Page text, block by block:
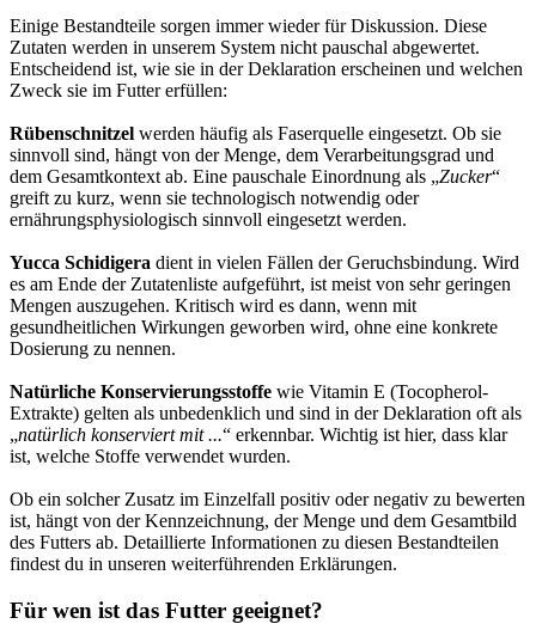
Einige Bestandteile sorgen immer wieder für Diskussion. Diese
Zutaten werden in unserem System nicht pauschal abgewertet.
Entscheidend ist, wie sie in der Deklaration erscheinen und welchen
Zweck sie im Futter erfüllen:
Rübenschnitzel werden häufig als Faserquelle eingesetzt. Ob sie
sinnvoll sind, hängt von der Menge, dem Verarbeitungsgrad und
dem Gesamtkontext ab. Eine pauschale Einordnung als „Zucker“
greift zu kurz, wenn sie technologisch notwendig oder
ernährungsphysiologisch sinnvoll eingesetzt werden.
Yucca Schidigera dient in vielen Fällen der Geruchsbindung. Wird
es am Ende der Zutatenliste aufgeführt, ist meist von sehr geringen
Mengen auszugehen. Kritisch wird es dann, wenn mit
gesundheitlichen Wirkungen geworben wird, ohne eine konkrete
Dosierung zu nennen.
Natürliche Konservierungsstoffe wie Vitamin E (Tocopherol-
Extrakte) gelten als unbedenklich und sind in der Deklaration oft als
„natürlich konserviert mit ...“ erkennbar. Wichtig ist hier, dass klar
ist, welche Stoffe verwendet wurden.
Ob ein solcher Zusatz im Einzelfall positiv oder negativ zu bewerten
ist, hängt von der Kennzeichnung, der Menge und dem Gesamtbild
des Futters ab. Detaillierte Informationen zu diesen Bestandteilen
findest du in unseren weiterführenden Erklärungen.
Für wen ist das Futter geeignet?